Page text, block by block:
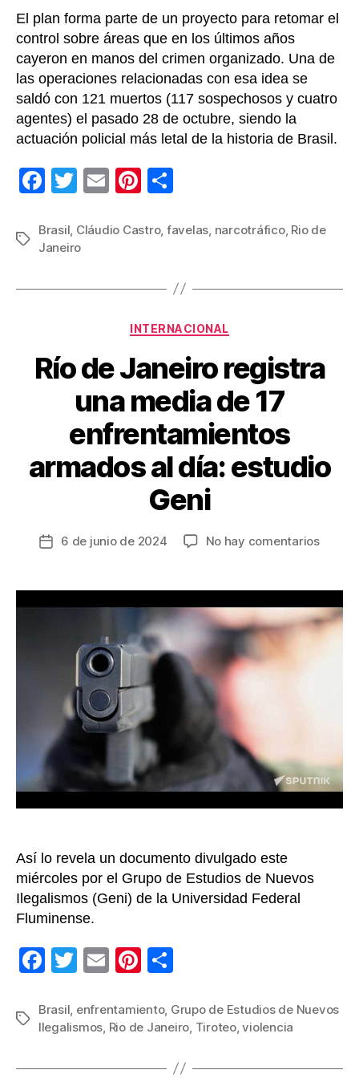
El plan forma parte de un proyecto para retomar el
control sobre áreas que en los últimos años
cayeron en manos del crimen organizado. Una de
las operaciones relacionadas con esa idea se
saldó con 121 muertos (117 sospechosos y cuatro
agentes) el pasado 28 de octubre, siendo la
actuación policial más letal de la historia de Brasil.
F
c
e
b
k
T
tt
er
E
ail
Pi
er
st
m
ar
Etiquetas
Brasil, Cláudio Castro, favelas, narcotráfico, Rio de
Janeiro
Categorías
INTERNACIONAL
Río de Janeiro registra
una media de 17
enfrentamientos
armados al día: estudio
Geni
Fecha
entrada
6 de junio de 2024 No hay comentariosen
una
Geni
Así lo revela un documento divulgado este
miércoles por el Grupo de Estudios de Nuevos
Ilegalismos (Geni) de la Universidad Federal
Fluminense.
F
c
e
b
T
tt
er
E
ail
Pi
er
e
st
m
p
ar
Etiquetas
Brasil, enfrentamiento, Grupo de Estudios de Nuevos
Ilegalismos, Rio de Janeiro, Tiroteo,violencia